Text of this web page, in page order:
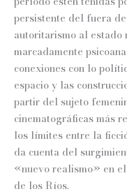
persistente del fuera
autoritarismo al
marcadamente
conexiones con lo
espacio y las
partir del sujeto
cinematográficas más
los límites entre la
da cuenta del
«nuevo realismo» en
de los Ríos.